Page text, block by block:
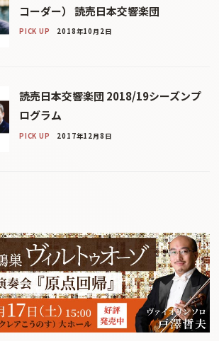
コーダー） 読売日本交響楽団
PICK UP 2018年10月2日
読売日本交響楽団 2018/19シーズンプ
ログラム
PICK UP 2017年12月8日